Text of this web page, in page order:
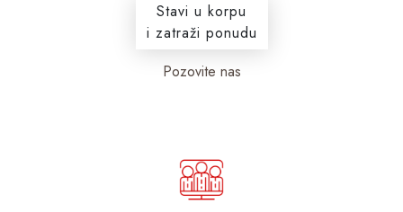
Stavi u korpu
i zatraži ponudu
Pozovite nas